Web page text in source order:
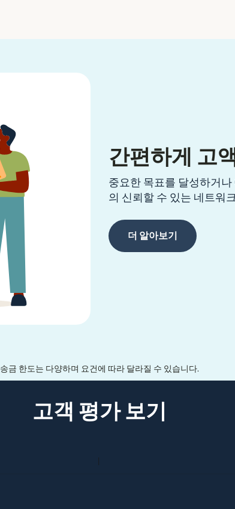
간편하게 고
중요한 목표를 달성하거
의 신뢰할 수 있는 네트워
더 알아보기
송금 한도는 다양하며 요건에 따라 달라질 수 있습니다.
고객 평가 보기